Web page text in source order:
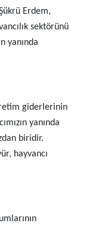
Erdem,
sektörünü
yanında
giderlerinin
yanında
biridir.
hayvancı